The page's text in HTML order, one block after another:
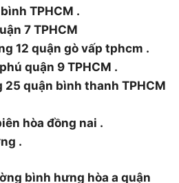
TPHCM .
7 TPHCM
12 quận gò vấp tphcm .
quận 9 TPHCM .
quận bình thanh TPHCM
hòa đồng nai .
.
bình hưng hòa a quận